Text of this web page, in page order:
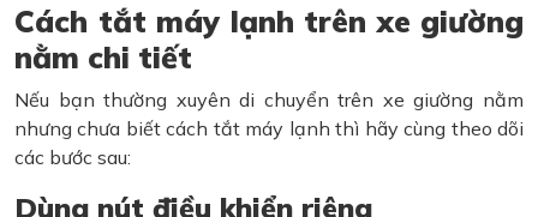
Cách tắt máy lạnh trên xe giường
nằm chi tiết
Nếu bạn thường xuyên di chuyển trên xe giường nằm
nhưng chưa biết cách tắt máy lạnh thì hãy cùng theo dõi
các bước sau:
Dùng nút điều khiển riêng